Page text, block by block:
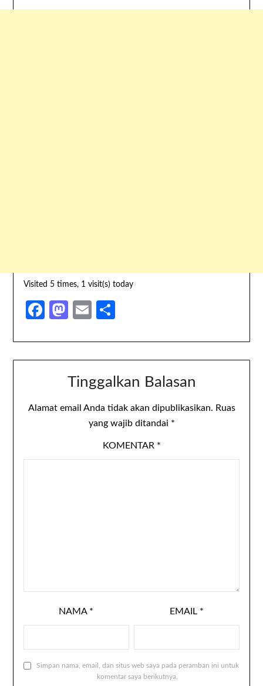
Visited 5 times, 1 visit(s) today
Facebook
Mastodon
Email
Tinggalkan Balasan
Alamat email Anda tidak akan dipublikasikan. Ruas
yang wajib ditandai *
KOMENTAR *
NAMA * EMAIL *
Simpan nama, email, dan situs web saya pada peramban ini untuk
komentar saya berikutnya.